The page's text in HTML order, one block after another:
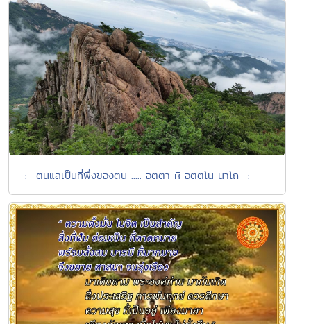
-:- ตนแลเป็นที่พึ่งของตน ..... อตฺตา หิ อตฺตโน นาโถ -:-